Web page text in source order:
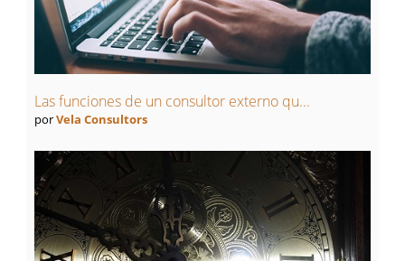
Las funciones de un consultor externo qu...
porVela Consultors